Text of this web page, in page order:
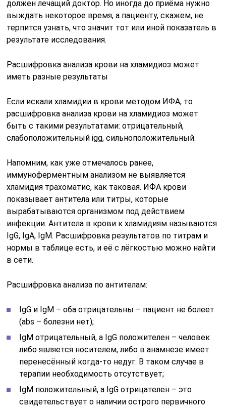
должен лечащий доктор. Но иногда до приёма нужно
выждать некоторое время, а пациенту, скажем, не
терпится узнать, что значит тот или иной показатель в
результате исследования.
Расшифровка анализа крови на хламидиоз может
иметь разные результаты
Если искали хламидии в крови методом ИФА, то
расшифровка анализа крови на хламидиоз может
быть с такими результатами: отрицательный,
слабоположительный igg, сильноположительный.
Напомним, как уже отмечалось ранее,
иммуноферментным анализом не выявляется
хламидия трахоматис, как таковая. ИФА крови
показывает антитела или титры, которые
вырабатываются организмом под действием
инфекции. Антитела в крови к хламидиям называются
IgG, IgA, IgM. Расшифровка результатов по титрам и
нормы в таблице есть, и её с лёгкостью можно найти
в сети.
Расшифровка анализа по антителам:
IgG и IgM – оба отрицательны – пациент не болеет
(abs – болезни нет);
IgM отрицательный, а IgG положителен – человек
либо является носителем, либо в анамнезе имеет
перенесённый когда-то недуг. В таком случае в
терапии необходимость отсутствует;
IgM положительный, а IgG отрицателен – это
свидетельствует о наличии острого первичного